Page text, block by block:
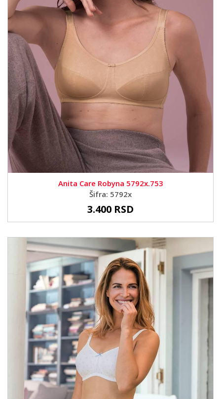
Anita Care Robyna 5792x.753
Šifra: 5792x
3.400 RSD